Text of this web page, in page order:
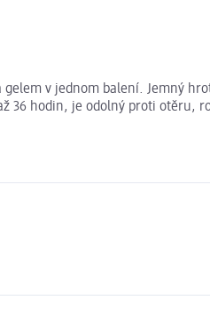
gelem v jednom balení. Jemný
36 hodin, je odolný proti otěru,